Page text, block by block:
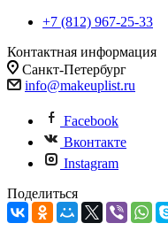
+7 (812) 967-25-33
Контактная информация
Санкт-Петербург
info@makeuplist.ru
Facebook
Вконтакте
Instagram
Поделиться